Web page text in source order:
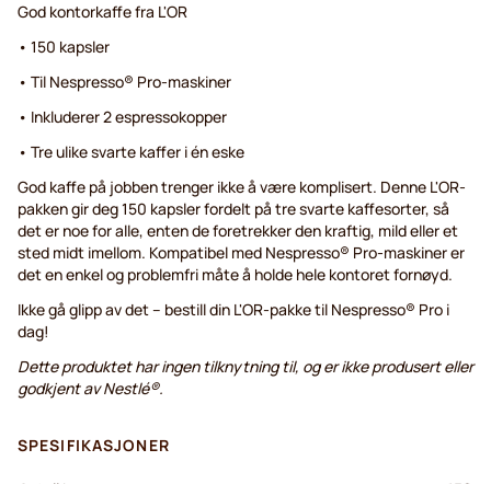
God kontorkaffe fra L'OR
• 150 kapsler
• Til Nespresso® Pro-maskiner
• Inkluderer 2 espressokopper
• Tre ulike svarte kaffer i én eske
God kaffe på jobben trenger ikke å være komplisert. Denne L'OR-
pakken gir deg 150 kapsler fordelt på tre svarte kaffesorter, så
det er noe for alle, enten de foretrekker den kraftig, mild eller et
sted midt imellom. Kompatibel med Nespresso® Pro-maskiner er
det en enkel og problemfri måte å holde hele kontoret fornøyd.
Ikke gå glipp av det – bestill din L'OR-pakke til Nespresso® Pro i
dag!
Dette produktet har ingen tilknytning til, og er ikke produsert eller
godkjent av Nestlé®.
SPESIFIKASJONER